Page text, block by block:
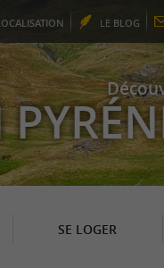
LE BLOG
SE LOGER